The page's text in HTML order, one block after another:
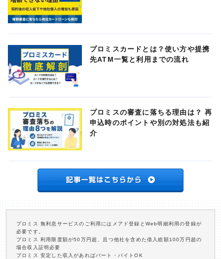
プロミスカードとは？使い方や提携
先ATM一覧と利用までの流れ
プロミスの審査に落ちる理由は？ 再
申込時のポイントや別の対処法も紹
介
プロミス 無利息サービスのご利用にはメアド登録とWeb明細利用の登録が
必要です。
プロミス 利用限度額が50万円超、且つ他社を含めた借入総額100万円超の
場合収入証明必要
プロミス 安定した収入があればパート・バイトOK